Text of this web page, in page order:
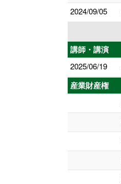
2024/09/05
講師・講演
2025/06/19
産業財産権